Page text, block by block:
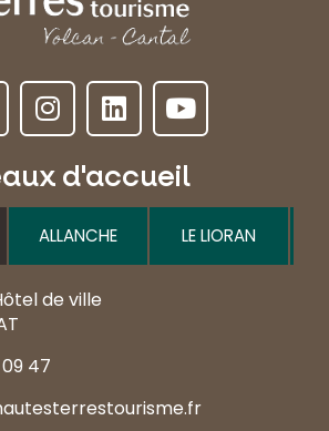
d'accueil
ALLANCHE LE LIORAN
de ville
47